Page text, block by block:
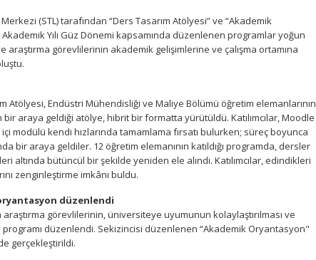
(STL) tarafından “Ders Tasarım Atölyesi” ve “Akademik
Yılı Güz Dönemi kapsamında düzenlenen programlar yoğun
araştırma görevlilerinin akademik gelişimlerine ve çalışma ortamına
Atölyesi, Endüstri Mühendisliği ve Maliye Bölümü öğretim elemanlarının
bir araya geldiği atölye, hibrit bir formatta yürütüldü. Katılımcılar, Moodle
modülü kendi hızlarında tamamlama fırsatı bulurken; süreç boyunca
bir araya geldiler. 12 öğretim elemanının katıldığı programda, dersler
bütüncül bir şekilde yeniden ele alındı. Katılımcılar, edindikleri
zenginleştirme imkânı buldu.
düzenlendi
görevlilerinin, üniversiteye uyumunun kolaylaştırılması ve
düzenlendi. Sekizincisi düzenlenen “Akademik Oryantasyon"
gerçekleştirildi.